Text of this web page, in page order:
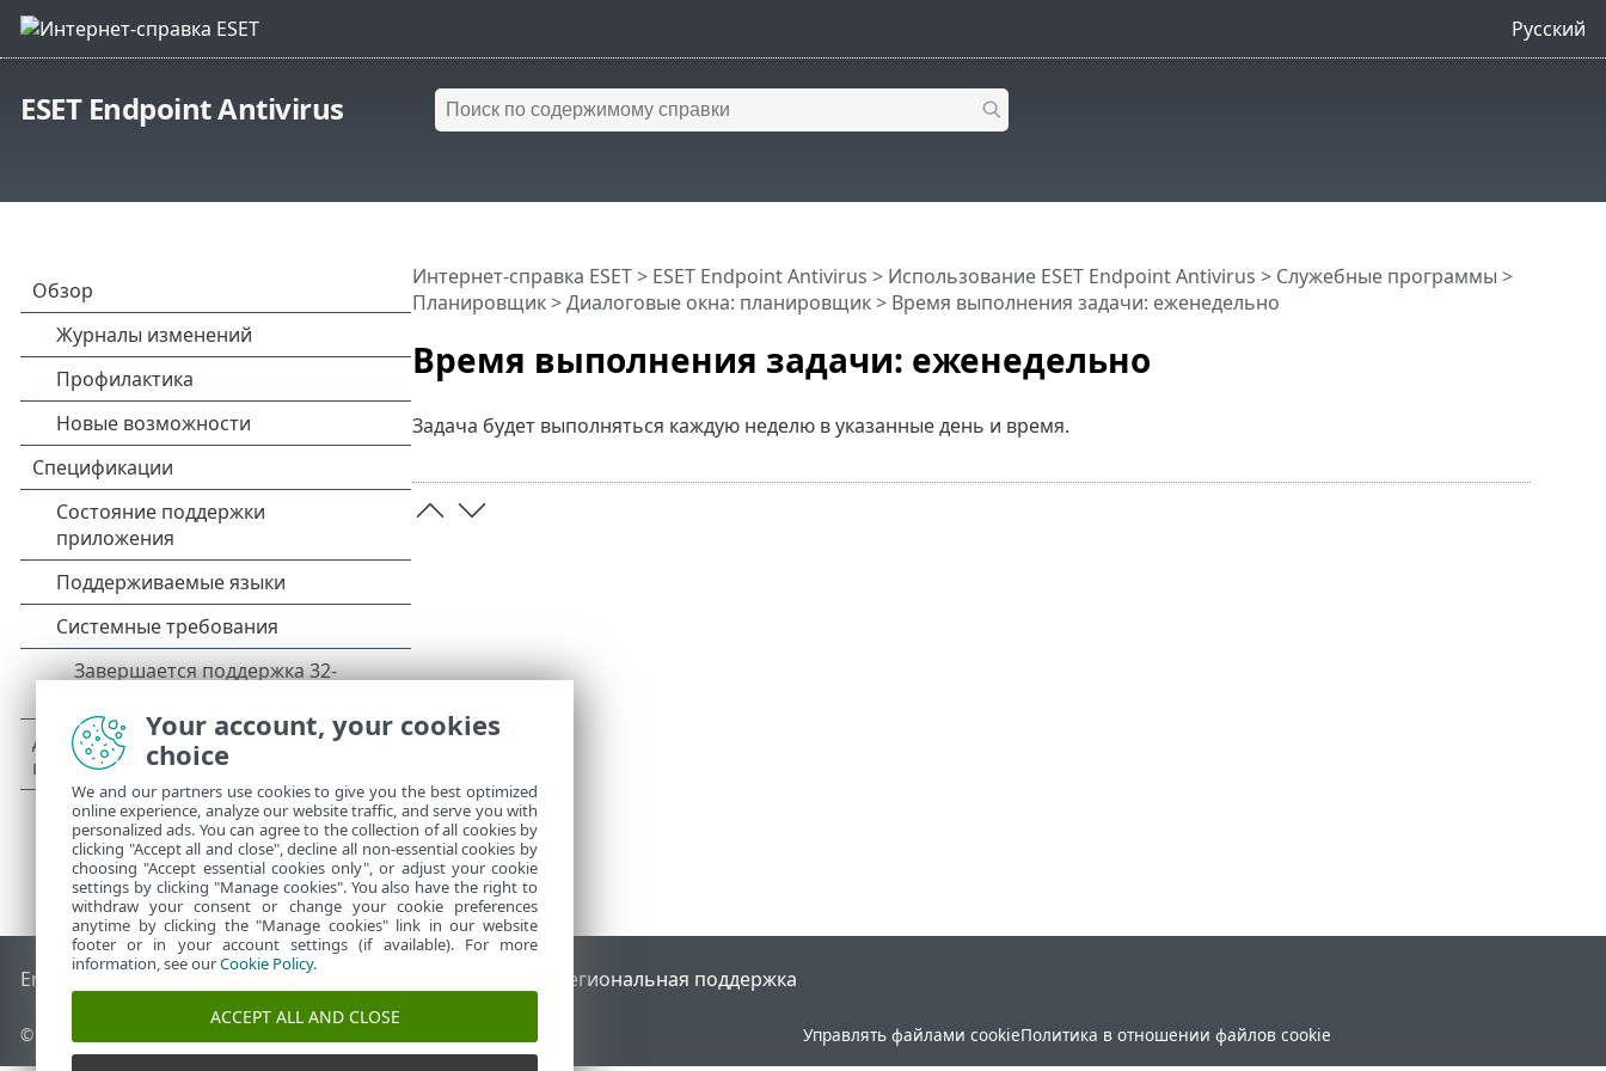
Русский
ESET Endpoint Antivirus
Время выполнения задачи: еженедельно
Интернет-справка ESET> ESET Endpoint Antivirus > Использование ESET Endpoint Antivirus > Служебные программы >
Планировщик> Диалоговые окна: планировщик > Время выполнения задачи: еженедельно
Задача будет выполняться каждую неделю в указанные день и время.
End of Life База знаний ESET Форум ESET Региональная поддержка
© 1992 - 2026 ESET, spol. s r.o. - Все права защищены. Управлять файлами cookieПолитика в отношении файлов cookie
Your account, your cookies
choice
We and our partners use cookies to give you the best optimized
online experience, analyze our website traffic, and serve you with
personalized ads. You can agree to the collection of all cookies by
clicking "Accept all and close", decline all non-essential cookies by
choosing "Accept essential cookies only", or adjust your cookie
settings by clicking "Manage cookies". You also have the right to
withdraw your consent or change your cookie preferences
anytime by clicking the "Manage cookies" link in our website
footer or in your account settings (if available). For more
information, see ourCookie Policy.
ACCEPT ALL AND CLOSE